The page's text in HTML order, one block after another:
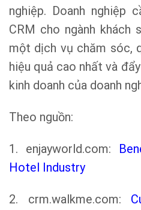
nghiệp. Doanh nghiệp
CRM cho ngành
một dịch vụ chăm sóc,
hiệu quả cao nhất và
kinh doanh của doanh
Theo nguồn:
1. enjayworld.com:
Hotel Industry
2. crm.walkme.com: